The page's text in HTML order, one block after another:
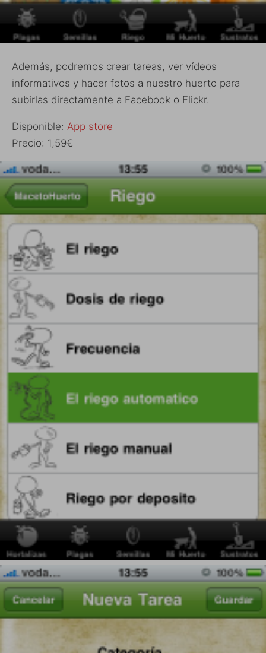
Además, podremos crear tareas, ver vídeos
informativos y hacer fotos a nuestro huerto para
subirlas directamente a Facebook o Flickr.
Disponible: App store
Precio: 1,59€